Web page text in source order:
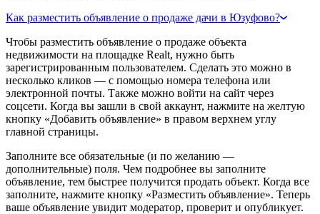
Как разместить объявление о продаже дачи в Юзуфово?
Чтобы разместить объявление о продаже объекта
недвижимости на площадке Realt, нужно быть
зарегистрированным пользователем. Сделать это можно в
несколько кликов — с помощью номера телефона или
электронной почты. Также можно войти на сайт через
соцсети. Когда вы зашли в свой аккаунт, нажмите на желтую
кнопку «Добавить объявление» в правом верхнем углу
главной страницы.
Заполните все обязательные (и по желанию —
дополнительные) поля. Чем подробнее вы заполните
объявление, тем быстрее получится продать объект. Когда все
заполните, нажмите кнопку «Разместить объявление». Теперь
ваше объявление увидит модератор, проверит и опубликует.